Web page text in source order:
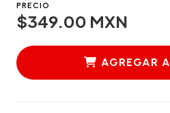
PRECIO
$349.00 MXN
AGREGAR